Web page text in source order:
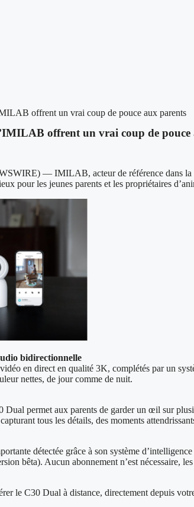
offrent un vrai coup de pouce aux parents
offrent un vrai coup de pouce
— IMILAB, acteur de référence dans la
pour les jeunes parents et les propriétaires
bidirectionnelle
en direct en qualité 3K, complétés par un
nettes, de jour comme de nuit.
Dual permet aux parents de garder un œil sur
tous les détails, des moments
détectée grâce à son système
bêta). Aucun abonnement n’est nécessaire,
le C30 Dual à distance, directement depuis